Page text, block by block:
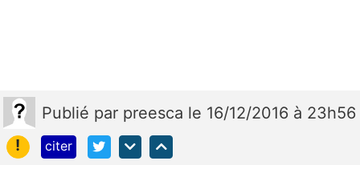
Publié par preesca le 16/12/2016 à 23h56
!
citer